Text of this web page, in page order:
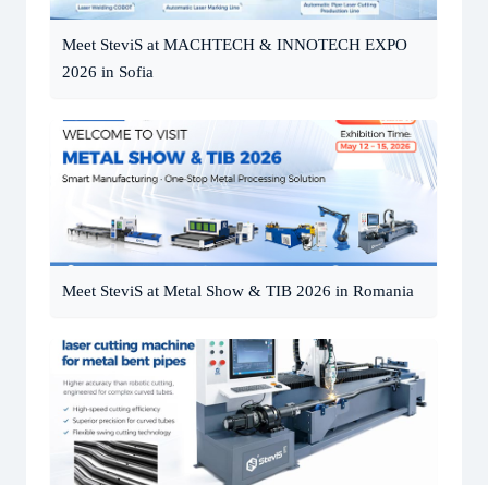
Meet SteviS at MACHTECH & INNOTECH EXPO
2026 in Sofia
Meet SteviS at Metal Show & TIB 2026 in Romania